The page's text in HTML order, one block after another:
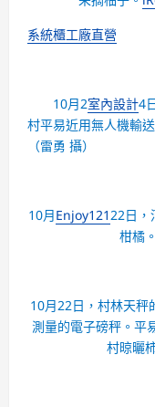
系統櫃工廠直營
10月2室內設計4
村平易近用無人機輸
（雷勇 攝）
10月Enjoy12122日，
柑橘。
10月22日，村林天秤
測量的電子磅秤。平
村晾曬